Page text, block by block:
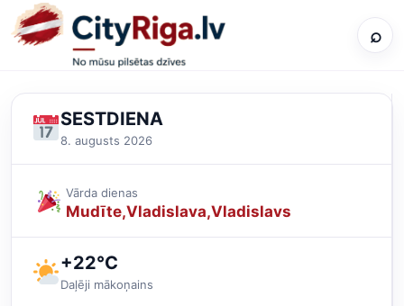
⌕
SESTDIENA
8. augusts 2026
Vārda dienas
Mudīte Vladislava Vladislavs
+22°C
Daļēji mākoņains